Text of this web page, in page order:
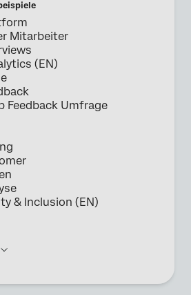
Mitarbeiter
(EN)
Feedback Umfrage
& Inclusion (EN)